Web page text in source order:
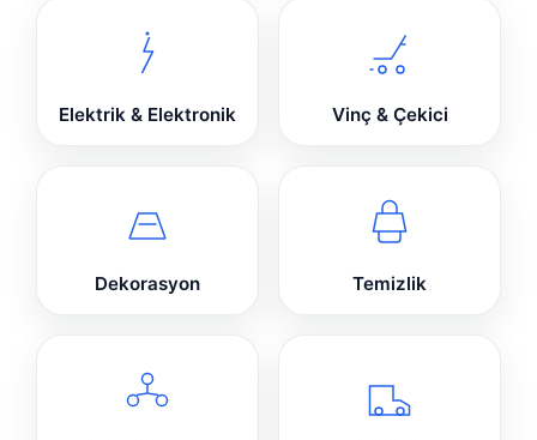
Elektrik & Elektronik Vinç & Çekici
Dekorasyon Temizlik